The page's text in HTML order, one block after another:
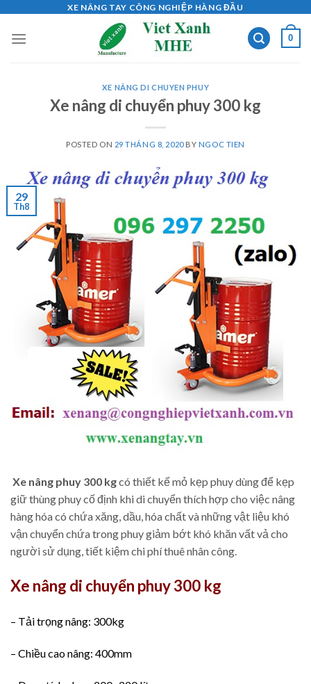
content
XE NÂNG TAY CÔNG NGHIỆP HÀNG ĐẦU
0
XE NÂNG DI CHUYEN PHUY
Xe nâng di chuyển phuy 300 kg
POSTED ON 29 THÁNG 8, 2020BY NGOC TIEN
29
Th8
Xe nâng phuy 300 kgcó thiết kế mỏ kẹp phuy dùng để kẹp
giữ thùng phuy cố định khi di chuyển thích hợp cho việc nâng
hàng hóa có chứa xăng, dầu, hóa chất và những vật liệu khó
vận chuyển chứa trong phuy giảm bớt khó khăn vất vả cho
người sử dụng, tiết kiệm chi phí thuê nhân công.
Xe nâng di chuyển phuy 300 kg
– Tải trọng nâng: 300kg
– Chiều cao nâng: 400mm